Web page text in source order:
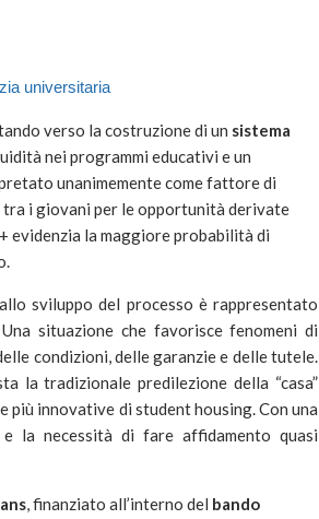
universitaria
verso la costruzione di un sistema
nei programmi educativi e un
unanimemente come fattore di
i giovani per le opportunità derivate
evidenzia la maggiore probabilità di
sviluppo del processo è rappresentato
situazione che favorisce fenomeni di
condizioni, delle garanzie e delle tutele.
la tradizionale predilezione della “casa”
innovative di student housing. Con una
la necessità di fare affidamento quasi
, finanziato all’interno del bando